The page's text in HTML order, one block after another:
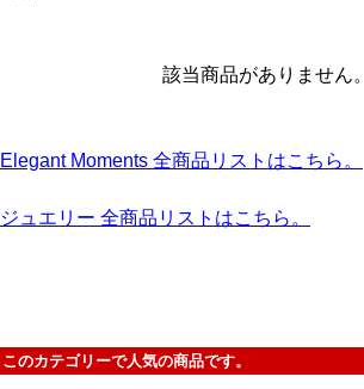
該当商品がありません。
Elegant Moments 全商品リストはこちら。
ジュエリー 全商品リストはこちら。
このカテゴリーで人気の商品です。